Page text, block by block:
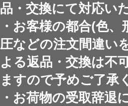
品・交換にて対応い
・お客様の都合(色、
圧などの注文間違い
よる返品・交換は不
ますので予めご了承
・お荷物の受取辞退